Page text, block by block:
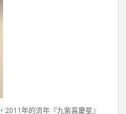
，2011年的流年『九紫喜慶星』